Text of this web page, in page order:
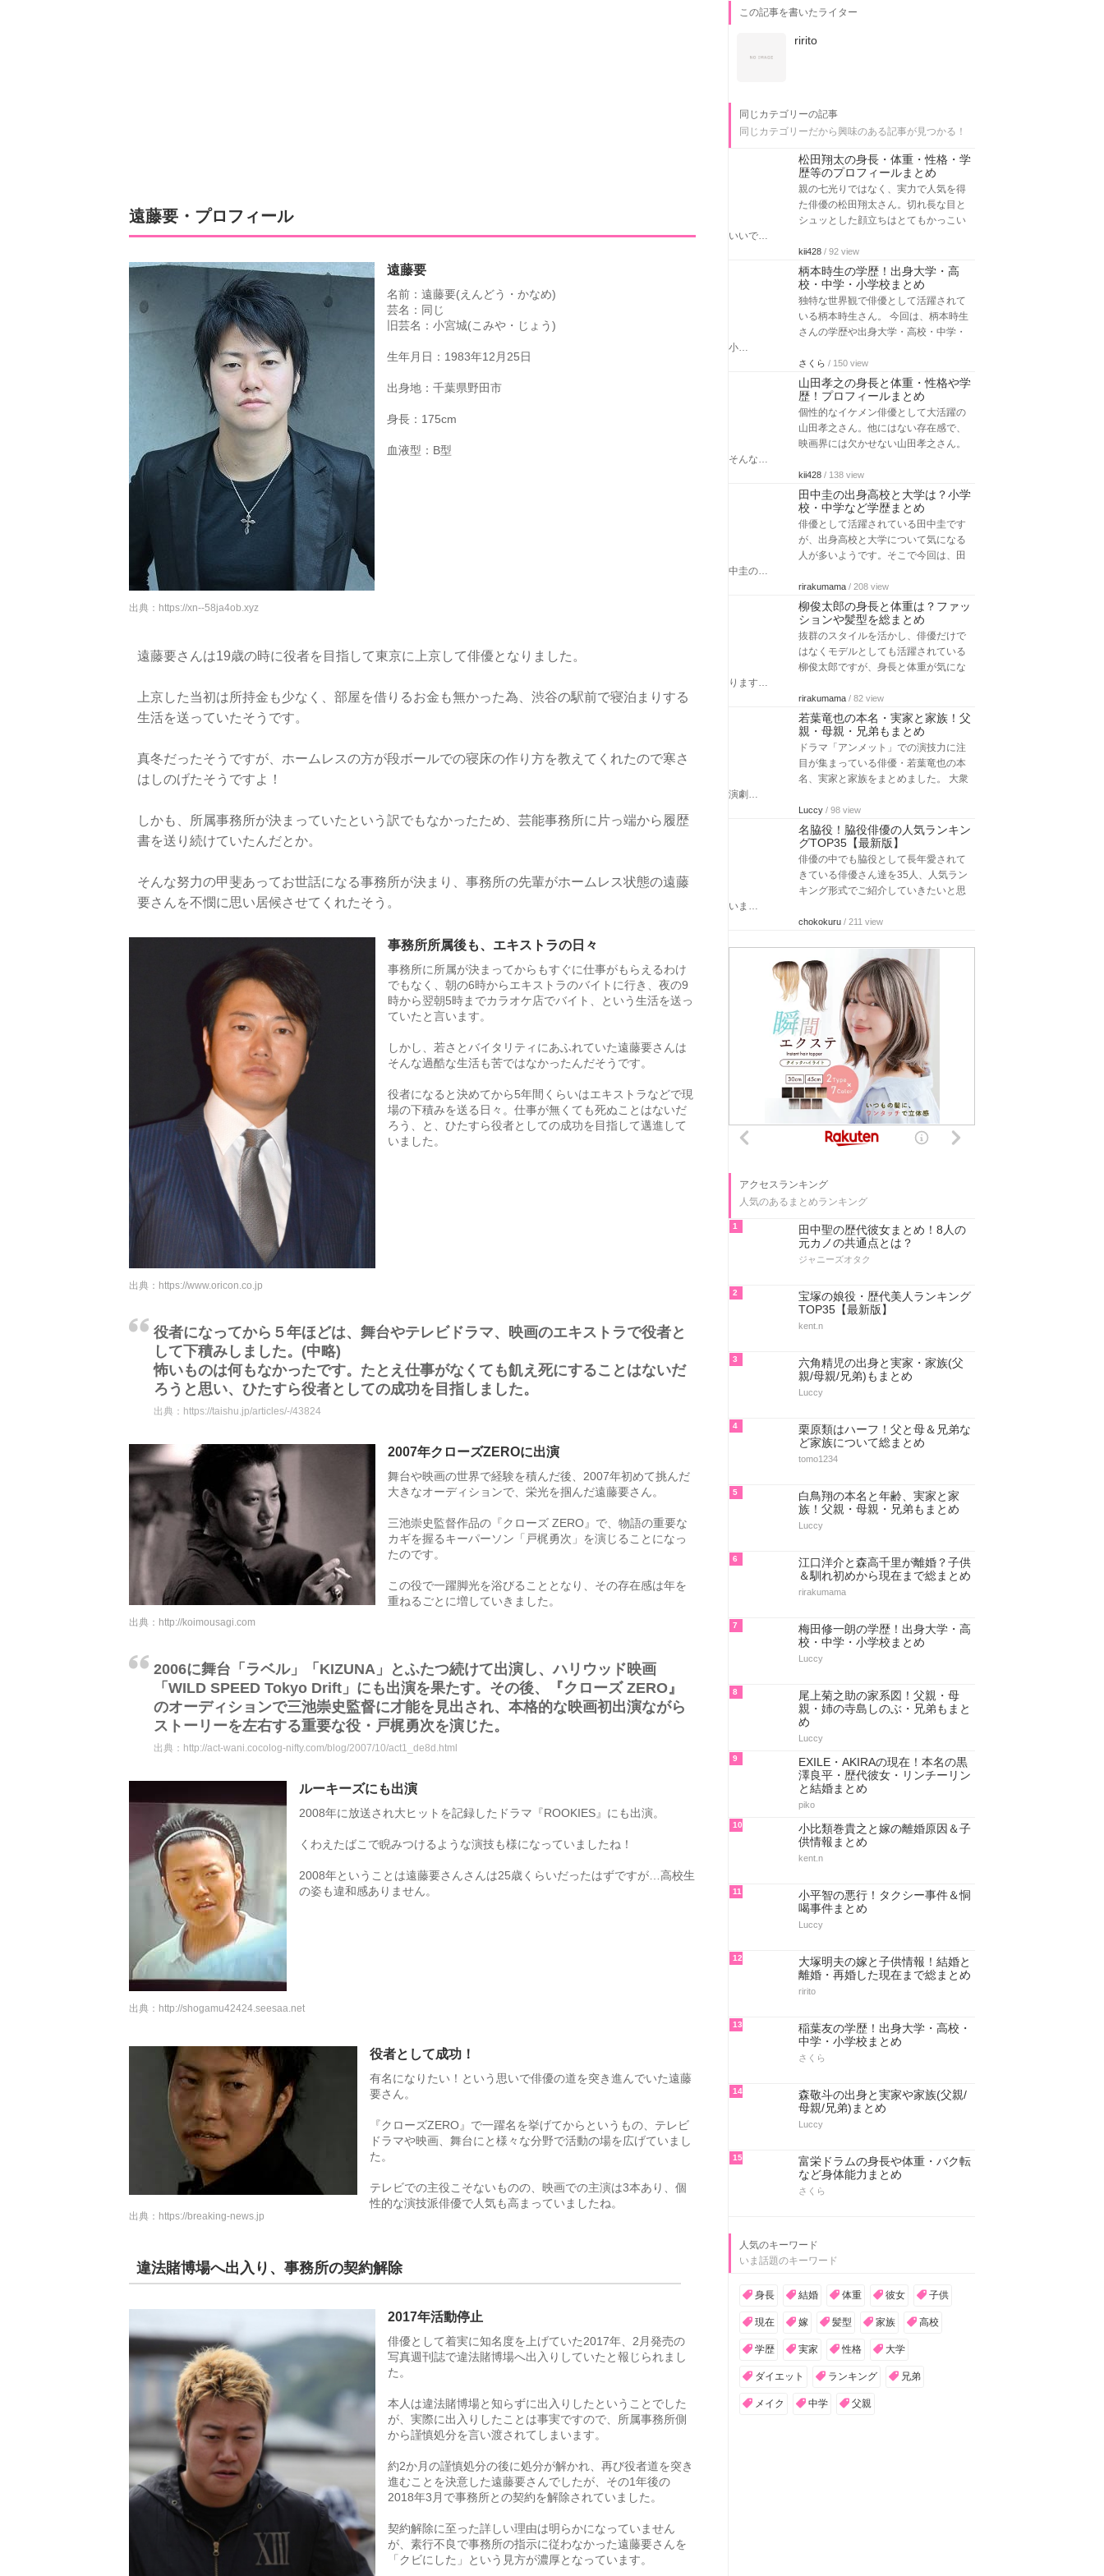
遠藤要・プロフィール
遠藤要
名前：遠藤要(えんどう・かなめ)
芸名：同じ
旧芸名：小宮城(こみや・じょう)
生年月日：1983年12月25日
出身地：千葉県野田市
身長：175cm
血液型：B型
出典： https://xn--58ja4ob.xyz
遠藤要さんは19歳の時に役者を目指して東京に上京して俳優となりました。
上京した当初は所持金も少なく、部屋を借りるお金も無かった為、渋谷の駅前で寝泊まりする
生活を送っていたそうです。
真冬だったそうですが、ホームレスの方が段ボールでの寝床の作り方を教えてくれたので寒さ
はしのげたそうですよ！
しかも、所属事務所が決まっていたという訳でもなかったため、芸能事務所に片っ端から履歴
書を送り続けていたんだとか。
そんな努力の甲斐あってお世話になる事務所が決まり、事務所の先輩がホームレス状態の遠藤
要さんを不憫に思い居候させてくれたそう。
事務所所属後も、エキストラの日々
事務所に所属が決まってからもすぐに仕事がもらえるわけ
でもなく、朝の6時からエキストラのバイトに行き、夜の9
時から翌朝5時までカラオケ店でバイト、という生活を送っ
ていたと言います。
しかし、若さとバイタリティにあふれていた遠藤要さんは
そんな過酷な生活も苦ではなかったんだそうです。
役者になると決めてから5年間くらいはエキストラなどで現
場の下積みを送る日々。仕事が無くても死ぬことはないだ
ろう、と、ひたすら役者としての成功を目指して邁進して
いました。
出典： https://www.oricon.co.jp
役者になってから５年ほどは、舞台やテレビドラマ、映画のエキストラで役者と
して下積みしました。(中略)
怖いものは何もなかったです。たとえ仕事がなくても飢え死にすることはないだ
ろうと思い、ひたすら役者としての成功を目指しました。
出典： https://taishu.jp/articles/-/43824
2007年クローズZEROに出演
舞台や映画の世界で経験を積んだ後、2007年初めて挑んだ
大きなオーディションで、栄光を掴んだ遠藤要さん。
三池崇史監督作品の『クローズ ZERO』で、物語の重要な
カギを握るキーパーソン「戸梶勇次」を演じることになっ
たのです。
この役で一躍脚光を浴びることとなり、その存在感は年を
重ねるごとに増していきました。
出典： http://koimousagi.com
2006に舞台「ラベル」「KIZUNA」とふたつ続けて出演し、ハリウッド映画
「WILD SPEED Tokyo Drift」にも出演を果たす。その後、『クローズ ZERO』
のオーディションで三池崇史監督に才能を見出され、本格的な映画初出演ながら
ストーリーを左右する重要な役・戸梶勇次を演じた。
出典： http://act-wani.cocolog-nifty.com/blog/2007/10/act1_de8d.html
ルーキーズにも出演
2008年に放送され大ヒットを記録したドラマ『ROOKIES』にも出演。
くわえたばこで睨みつけるような演技も様になっていましたね！
2008年ということは遠藤要さんさんは25歳くらいだったはずですが…高校生
の姿も違和感ありません。
出典： http://shogamu42424.seesaa.net
役者として成功！
有名になりたい！という思いで俳優の道を突き進んでいた遠藤
要さん。
『クローズZERO』で一躍名を挙げてからというもの、テレビ
ドラマや映画、舞台にと様々な分野で活動の場を広げていまし
た。
テレビでの主役こそないものの、映画での主演は3本あり、個
性的な演技派俳優で人気も高まっていましたね。
出典： https://breaking-news.jp
違法賭博場へ出入り、事務所の契約解除
2017年活動停止
俳優として着実に知名度を上げていた2017年、2月発売の
写真週刊誌で違法賭博場へ出入りしていたと報じられまし
た。
本人は違法賭博場と知らずに出入りしたということでした
が、実際に出入りしたことは事実ですので、所属事務所側
から謹慎処分を言い渡されてしまいます。
約2か月の謹慎処分の後に処分が解かれ、再び役者道を突き
進むことを決意した遠藤要さんでしたが、その1年後の
2018年3月で事務所との契約を解除されていました。
契約解除に至った詳しい理由は明らかになっていません
が、素行不良で事務所の指示に従わなかった遠藤要さんを
「クビにした」という見方が濃厚となっています。
この記事を書いたライター
ririto
同じカテゴリーの記事
同じカテゴリーだから興味のある記事が見つかる！
松田翔太の身長・体重・性格・学
歴等のプロフィールまとめ
親の七光りではなく、実力で人気を得
た俳優の松田翔太さん。切れ長な目と
シュッとした顔立ちはとてもかっこい
いいで…
kii428 / 92 view
柄本時生の学歴！出身大学・高
校・中学・小学校まとめ
独特な世界観で俳優として活躍されて
いる柄本時生さん。 今回は、柄本時生
さんの学歴や出身大学・高校・中学・
小…
さくら / 150 view
山田孝之の身長と体重・性格や学
歴！プロフィールまとめ
個性的なイケメン俳優として大活躍の
山田孝之さん。他にはない存在感で、
映画界には欠かせない山田孝之さん。
そんな…
kii428 / 138 view
田中圭の出身高校と大学は？小学
校・中学など学歴まとめ
俳優として活躍されている田中圭です
が、出身高校と大学について気になる
人が多いようです。そこで今回は、田
中圭の…
rirakumama / 208 view
柳俊太郎の身長と体重は？ファッ
ションや髪型を総まとめ
抜群のスタイルを活かし、俳優だけで
はなくモデルとしても活躍されている
柳俊太郎ですが、身長と体重が気にな
ります…
rirakumama / 82 view
若葉竜也の本名・実家と家族！父
親・母親・兄弟もまとめ
ドラマ「アンメット」での演技力に注
目が集まっている俳優・若葉竜也の本
名、実家と家族をまとめました。 大衆
演劇…
Luccy / 98 view
名脇役！脇役俳優の人気ランキン
グTOP35【最新版】
俳優の中でも脇役として長年愛されて
きている俳優さん達を35人、人気ラン
キング形式でご紹介していきたいと思
いま…
chokokuru / 211 view
アクセスランキング
人気のあるまとめランキング
1
田中聖の歴代彼女まとめ！8人の
元カノの共通点とは？
ジャニーズオタク
2
宝塚の娘役・歴代美人ランキング
TOP35【最新版】
kent.n
3
六角精児の出身と実家・家族(父
親/母親/兄弟)もまとめ
Luccy
4
栗原類はハーフ！父と母＆兄弟な
ど家族について総まとめ
tomo1234
5
白鳥翔の本名と年齢、実家と家
族！父親・母親・兄弟もまとめ
Luccy
6
江口洋介と森高千里が離婚？子供
＆馴れ初めから現在まで総まとめ
rirakumama
7
梅田修一朗の学歴！出身大学・高
校・中学・小学校まとめ
Luccy
8
尾上菊之助の家系図！父親・母
親・姉の寺島しのぶ・兄弟もまと
め
Luccy
9
EXILE・AKIRAの現在！本名の黒
澤良平・歴代彼女・リンチーリン
と結婚まとめ
piko
10
小比類巻貴之と嫁の離婚原因＆子
供情報まとめ
kent.n
11
小平智の悪行！タクシー事件＆恫
喝事件まとめ
Luccy
12
大塚明夫の嫁と子供情報！結婚と
離婚・再婚した現在まで総まとめ
ririto
13
稲葉友の学歴！出身大学・高校・
中学・小学校まとめ
さくら
14
森敬斗の出身と実家や家族(父親/
母親/兄弟)まとめ
Luccy
15
富栄ドラムの身長や体重・バク転
など身体能力まとめ
さくら
人気のキーワード
いま話題のキーワード
身長 結婚 体重 彼女 子供
現在 嫁 髪型 家族 高校
学歴 実家 性格 大学
ダイエット ランキング 兄弟
メイク 中学 父親